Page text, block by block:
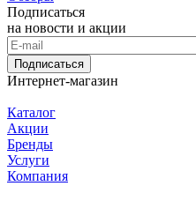
Подписаться
на новости и акции
Подписаться
Интернет-магазин
Каталог
Акции
Бренды
Услуги
Компания